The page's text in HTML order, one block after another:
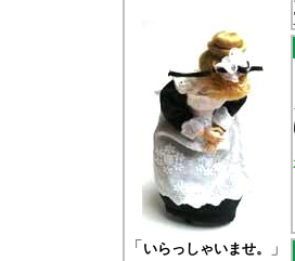
「 いらっしゃいませ。 」